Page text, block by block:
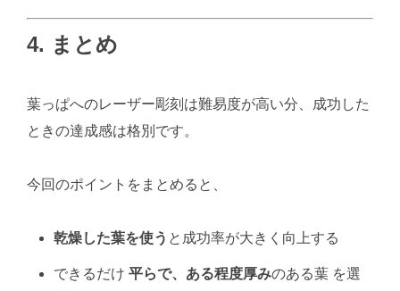
4. まとめ
葉っぱへのレーザー彫刻は難易度が高い分、成功した
ときの達成感は格別です。
今回のポイントをまとめると、
乾燥した葉を使う と成功率が大きく向上する
できるだけ 平らで、ある程度厚みのある葉 を選